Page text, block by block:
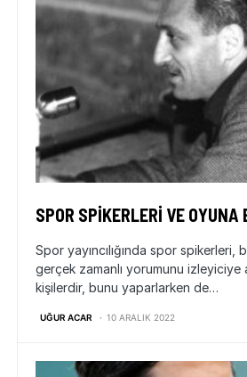
SPOR SPIKERLERI VE OYUNA
Spor yayıncılığında spor spikerleri,
gerçek zamanlı yorumunu izleyiciye
kişilerdir, bunu yaparlarken de…
UĞUR ACAR 10 ARALIK 2022